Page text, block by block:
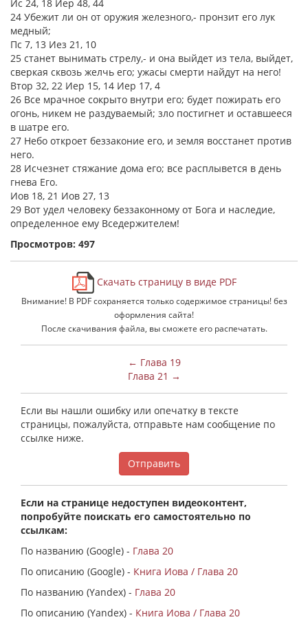
Ис 24, 18 Иер 48, 44
24 Убежит ли он от оружия железного,- пронзит его лук
медный;
Пс 7, 13 Иез 21, 10
25 станет вынимать стрелу,- и она выйдет из тела, выйдет,
сверкая сквозь желчь его; ужасы смерти найдут на него!
Втор 32, 22 Иер 15, 14 Иер 17, 4
26 Все мрачное сокрыто внутри его; будет пожирать его
огонь, никем не раздуваемый; зло постигнет и оставшееся
в шатре его.
27 Небо откроет беззаконие его, и земля восстанет против
него.
28 Исчезнет стяжание дома его; все расплывется в день
гнева Его.
Иов 18, 21 Иов 27, 13
29 Вот удел человеку беззаконному от Бога и наследие,
определенное ему Вседержителем!
Просмотров: 497
Скачать страницу в виде PDF
Внимание! В PDF сохраняется только содержимое страницы! без
оформления сайта!
После скачивания файла, вы сможете его распечатать.
← Глава 19
Глава 21 →
Если вы нашли ошибку или опечатку в тексте
страницы, пожалуйста, отправьте нам сообщение по
ссылке ниже.
Отправить
Если на странице недоступен видеоконтент,
попробуйте поискать его самостоятельно по
ссылкам:
По названию (Google) - Глава 20
По описанию (Google) - Книга Иова / Глава 20
По названию (Yandex) - Глава 20
По описанию (Yandex) - Книга Иова / Глава 20